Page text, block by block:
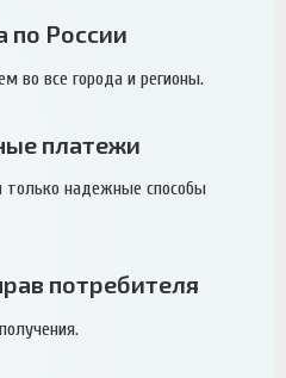
по России
во все города и регионы.
платежи
только надежные способы
потребителя